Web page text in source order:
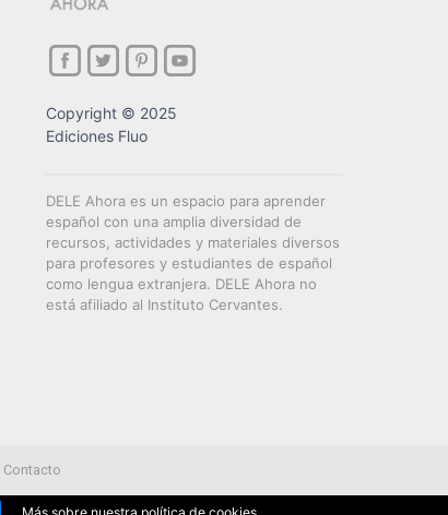
Copyright © 2025
Ediciones Fluo
DELE Ahora es un espacio para aprender
español con una amplia diversidad de
recursos, actividades y materiales diversos
para profesores y estudiantes de español
como lengua extranjera. DELE Ahora no
está afiliado al Instituto Cervantes.
Contacto